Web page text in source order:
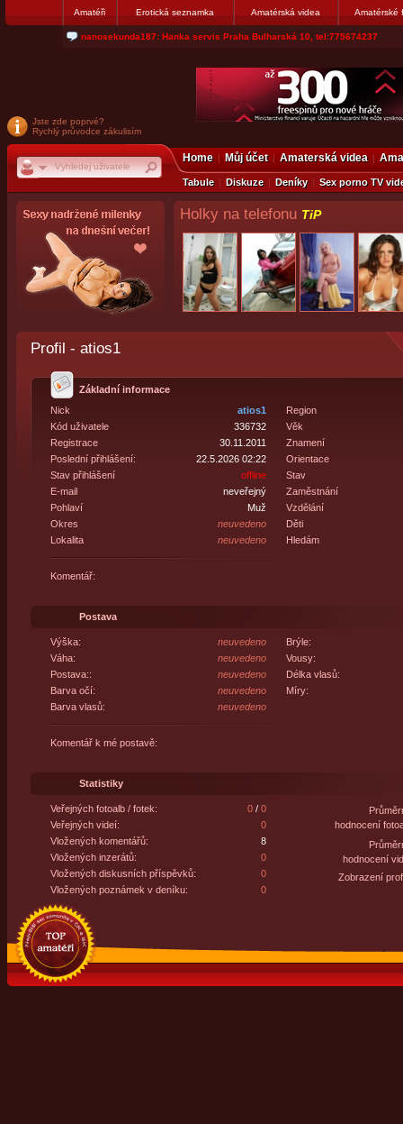
Amatéři Erotická seznamka Amatérská videa Amatérské
nanosekunda187: Hanka servis Praha Bulharská 10, tel:775674237
Jste zde poprvé?
Rychlý průvodce zákulisím
Home Můj účet Amaterská videa
Tabule Diskuze Deníky Sex porno TV
Holky na telefonu TiP
Profil - atios1
Základní informace
Nick
atios1
Kód uživatele
336732
Registrace
30.11.2011
Poslední přihlášení:
22.5.2026 02:22
Stav přihlášení
offline
E-mail
neveřejný
Pohlaví
Muž
Okres
neuvedeno
Lokalita
neuvedeno
Region
Věk
Znamení
Orientace
Stav
Zaměstnání
Vzdělání
Děti
Hledám
Komentář:
Postava
Výška:
neuvedeno
Váha:
neuvedeno
Postava::
neuvedeno
Barva očí:
neuvedeno
Barva vlasů:
neuvedeno
Brýle:
Vousy:
Délka vlasů:
Míry:
Komentář k mé postavě:
Statistiky
Veřejných fotoalb / fotek: 0/ 0
Veřejných videí:
0
Vložených komentářů:
8
Vložených inzerátů:
0
Vložených diskusních příspěvků:
0
Vložených poznámek v deníku:
0
hodnocení
hodnocení
Zobrazení